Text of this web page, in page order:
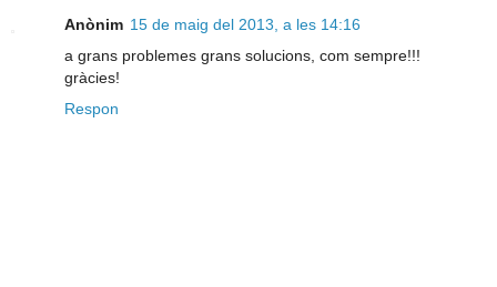
Anònim 15 de maig del 2013, a les 14:16
a grans problemes grans solucions, com sempre!!!
gràcies!
Respon